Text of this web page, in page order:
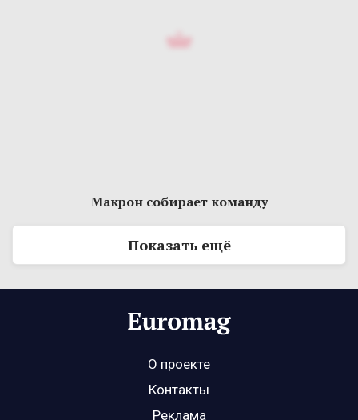
Макрон собирает команду
Показать ещё
О проекте
Контакты
Реклама